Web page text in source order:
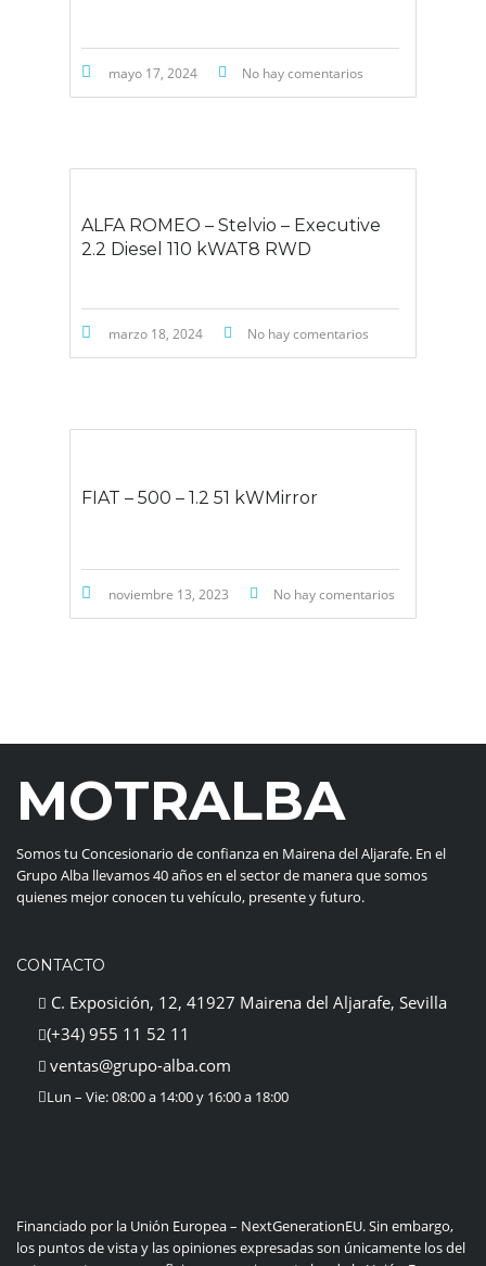
mayo 17, 2024 No hay comentarios
ALFA ROMEO – Stelvio – Executive
2.2 Diesel 110 kWAT8 RWD
marzo 18, 2024 No hay comentarios
FIAT – 500 – 1.2 51 kWMirror
noviembre 13, 2023 No hay comentarios
MOTRALBA
Somos tu Concesionario de confianza en Mairena del Aljarafe. En el
Grupo Alba llevamos 40 años en el sector de manera que somos
quienes mejor conocen tu vehículo, presente y futuro.
CONTACTO
C. Exposición, 12, 41927 Mairena del Aljarafe, Sevilla
(+34) 955 11 52 11
ventas@grupo-alba.com
Lun – Vie: 08:00 a 14:00 y 16:00 a 18:00
Financiado por la Unión Europea – NextGenerationEU. Sin embargo,
los puntos de vista y las opiniones expresadas son únicamente los del